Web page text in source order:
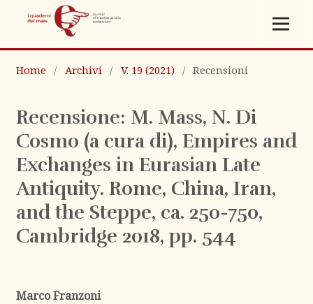
Home / Archivi / V. 19 (2021) / Recensioni
Recensione: M. Mass, N. Di
Cosmo (a cura di), Empires and
Exchanges in Eurasian Late
Antiquity. Rome, China, Iran,
and the Steppe, ca. 250-750,
Cambridge 2018, pp. 544
Marco Franzoni